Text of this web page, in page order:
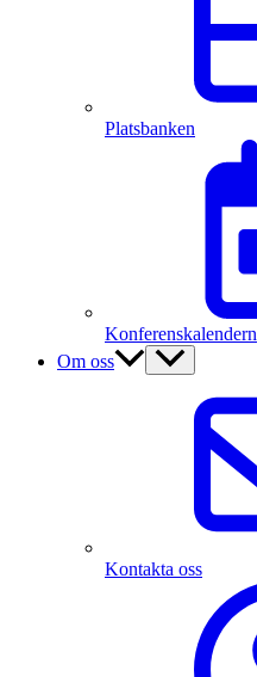
Platsbanken
Konferenskalendern
Om oss
Kontakta oss